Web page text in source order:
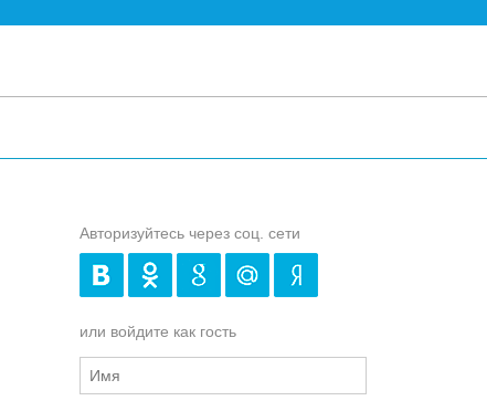
Авторизуйтесь через соц. сети
или войдите как гость